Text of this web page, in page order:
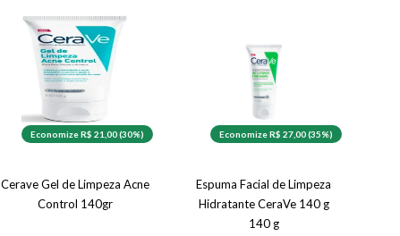
Economize R$ 21,00 (30%)
Cerave Gel de Limpeza Acne
Control 140gr
Economize R$ 27,00 (35%)
Espuma Facial de Limpeza
Hidratante CeraVe 140 g
140 g